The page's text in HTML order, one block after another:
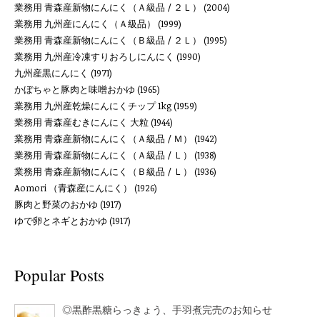
業務用 青森産新物にんにく（Ａ級品 / ２Ｌ）
(2004)
業務用 九州産にんにく（Ａ級品）
(1999)
業務用 青森産新物にんにく（Ｂ級品 / ２Ｌ）
(1995)
業務用 九州産冷凍すりおろしにんにく (1990)
九州産黒にんにく (1971)
かぼちゃと豚肉と味噌おかゆ (1965)
業務用 九州産乾燥にんにくチップ 1kg(1959)
業務用 青森産むきにんにく 大粒(1944)
業務用 青森産新物にんにく（Ａ級品 / Ｍ）
(1942)
業務用 青森産新物にんにく（Ａ級品 / Ｌ）
(1938)
業務用 青森産新物にんにく（Ｂ級品 / Ｌ）
(1936)
Aomori （青森産にんにく）
(1926)
豚肉と野菜のおかゆ (1917)
ゆで卵とネギとおかゆ (1917)
Popular Posts
◎黒酢黒糖らっきょう、手羽煮完売のお知らせ